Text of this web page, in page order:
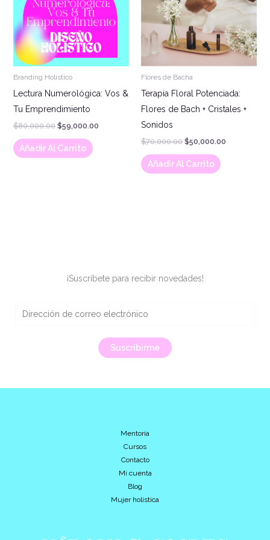
Branding Holístico
Lectura Numerológica: Vos &
Tu Emprendimiento
$80,000.00 $59,000.00
Añadir Al Carrito
Flores de Bacha
Terapia Floral Potenciada:
Flores de Bach + Cristales +
Sonidos
$70,000.00 $50,000.00
Añadir Al Carrito
¡Suscríbete para recibir novedades!
*
Suscribirme
Mentoría
Cursos
Contacto
Mi cuenta
Blog
Mujer holística